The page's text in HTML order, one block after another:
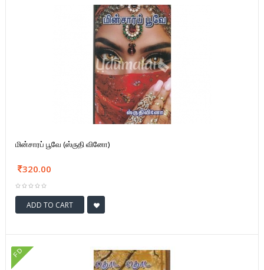
மின்சாரப் பூவே (ஸ்ருதி வினோ)
320.00
ADD TO CART
FD